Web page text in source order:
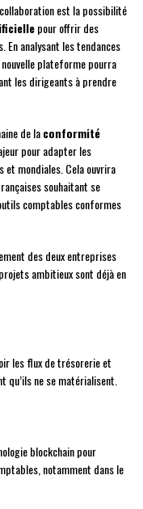
est la possibilité
pour offrir des
analysant les tendances
plateforme pourra
les dirigeants à prendre
de laconformité
pour adapter les
et mondiales. Cela ouvrira
souhaitant se
comptables conformes
des deux entreprises
ambitieux sont déjà en
les flux de trésorerie et
qu’ils ne se matérialisent.
blockchain pour
notamment dans le